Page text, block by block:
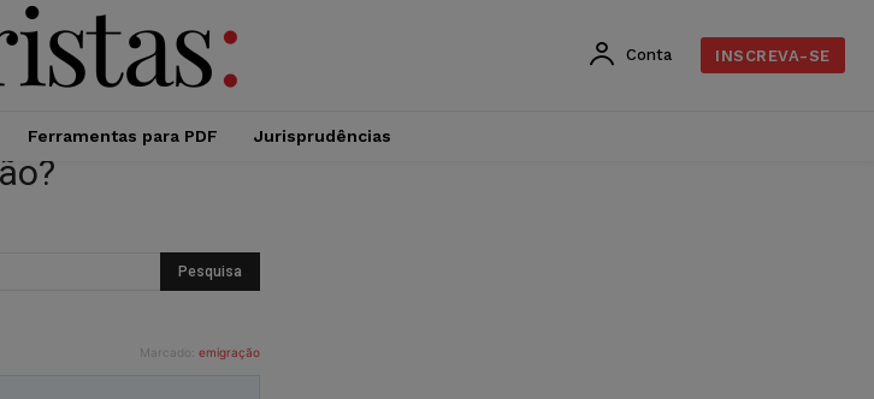
Conta INSCREVA-SE
Ferramentas para PDF Jurisprudências
Marcado: emigração